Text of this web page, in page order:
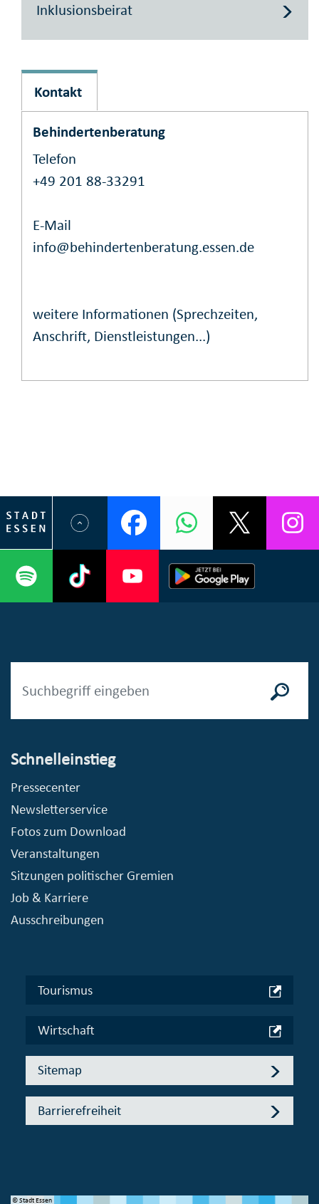
Inklusionsbeirat
Kontakt
Behindertenberatung
Telefon
+49 201 88-33291
E-Mail
info@behindertenberatung.essen.de
weitere Informationen (Sprechzeiten,
Anschrift, Dienstleistungen...)
Schnelleinstieg
Pressecenter
Newsletterservice
Fotos zum Download
Veranstaltungen
Sitzungen politischer Gremien
Job & Karriere
Ausschreibungen
Tourismus
Wirtschaft
Sitemap
Barrierefreiheit
© Stadt Essen